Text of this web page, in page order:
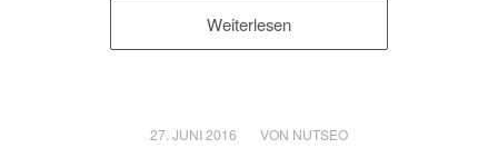
Weiterlesen
27. JUNI 2016
/ VON NUTSEO